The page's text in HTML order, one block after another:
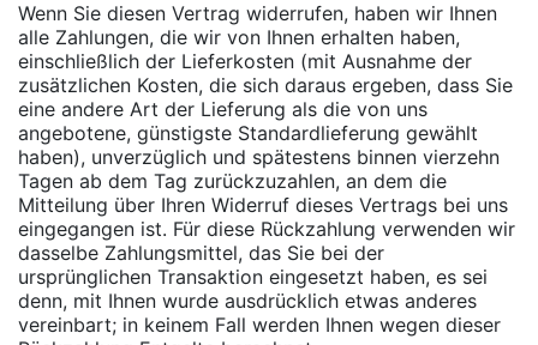
Wenn Sie diesen Vertrag widerrufen, haben wir Ihnen
alle Zahlungen, die wir von Ihnen erhalten haben,
einschließlich der Lieferkosten (mit Ausnahme der
zusätzlichen Kosten, die sich daraus ergeben, dass Sie
eine andere Art der Lieferung als die von uns
angebotene, günstigste Standardlieferung gewählt
haben), unverzüglich und spätestens binnen vierzehn
Tagen ab dem Tag zurückzuzahlen, an dem die
Mitteilung über Ihren Widerruf dieses Vertrags bei uns
eingegangen ist. Für diese Rückzahlung verwenden wir
dasselbe Zahlungsmittel, das Sie bei der
ursprünglichen Transaktion eingesetzt haben, es sei
denn, mit Ihnen wurde ausdrücklich etwas anderes
vereinbart; in keinem Fall werden Ihnen wegen dieser